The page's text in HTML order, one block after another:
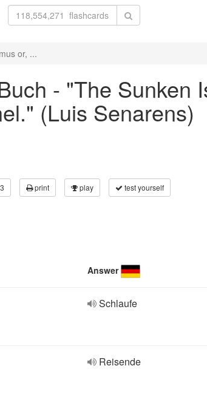
or, ...
- "The Sunken
(Luis Senarens)
print play test yourself
Answer
Schlaufe
Reisende